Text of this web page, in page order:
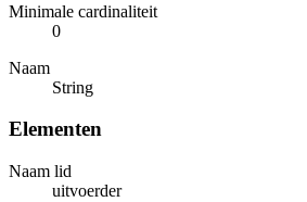
Minimale cardinaliteit
0
Naam
String
Elementen
Naam lid
uitvoerder